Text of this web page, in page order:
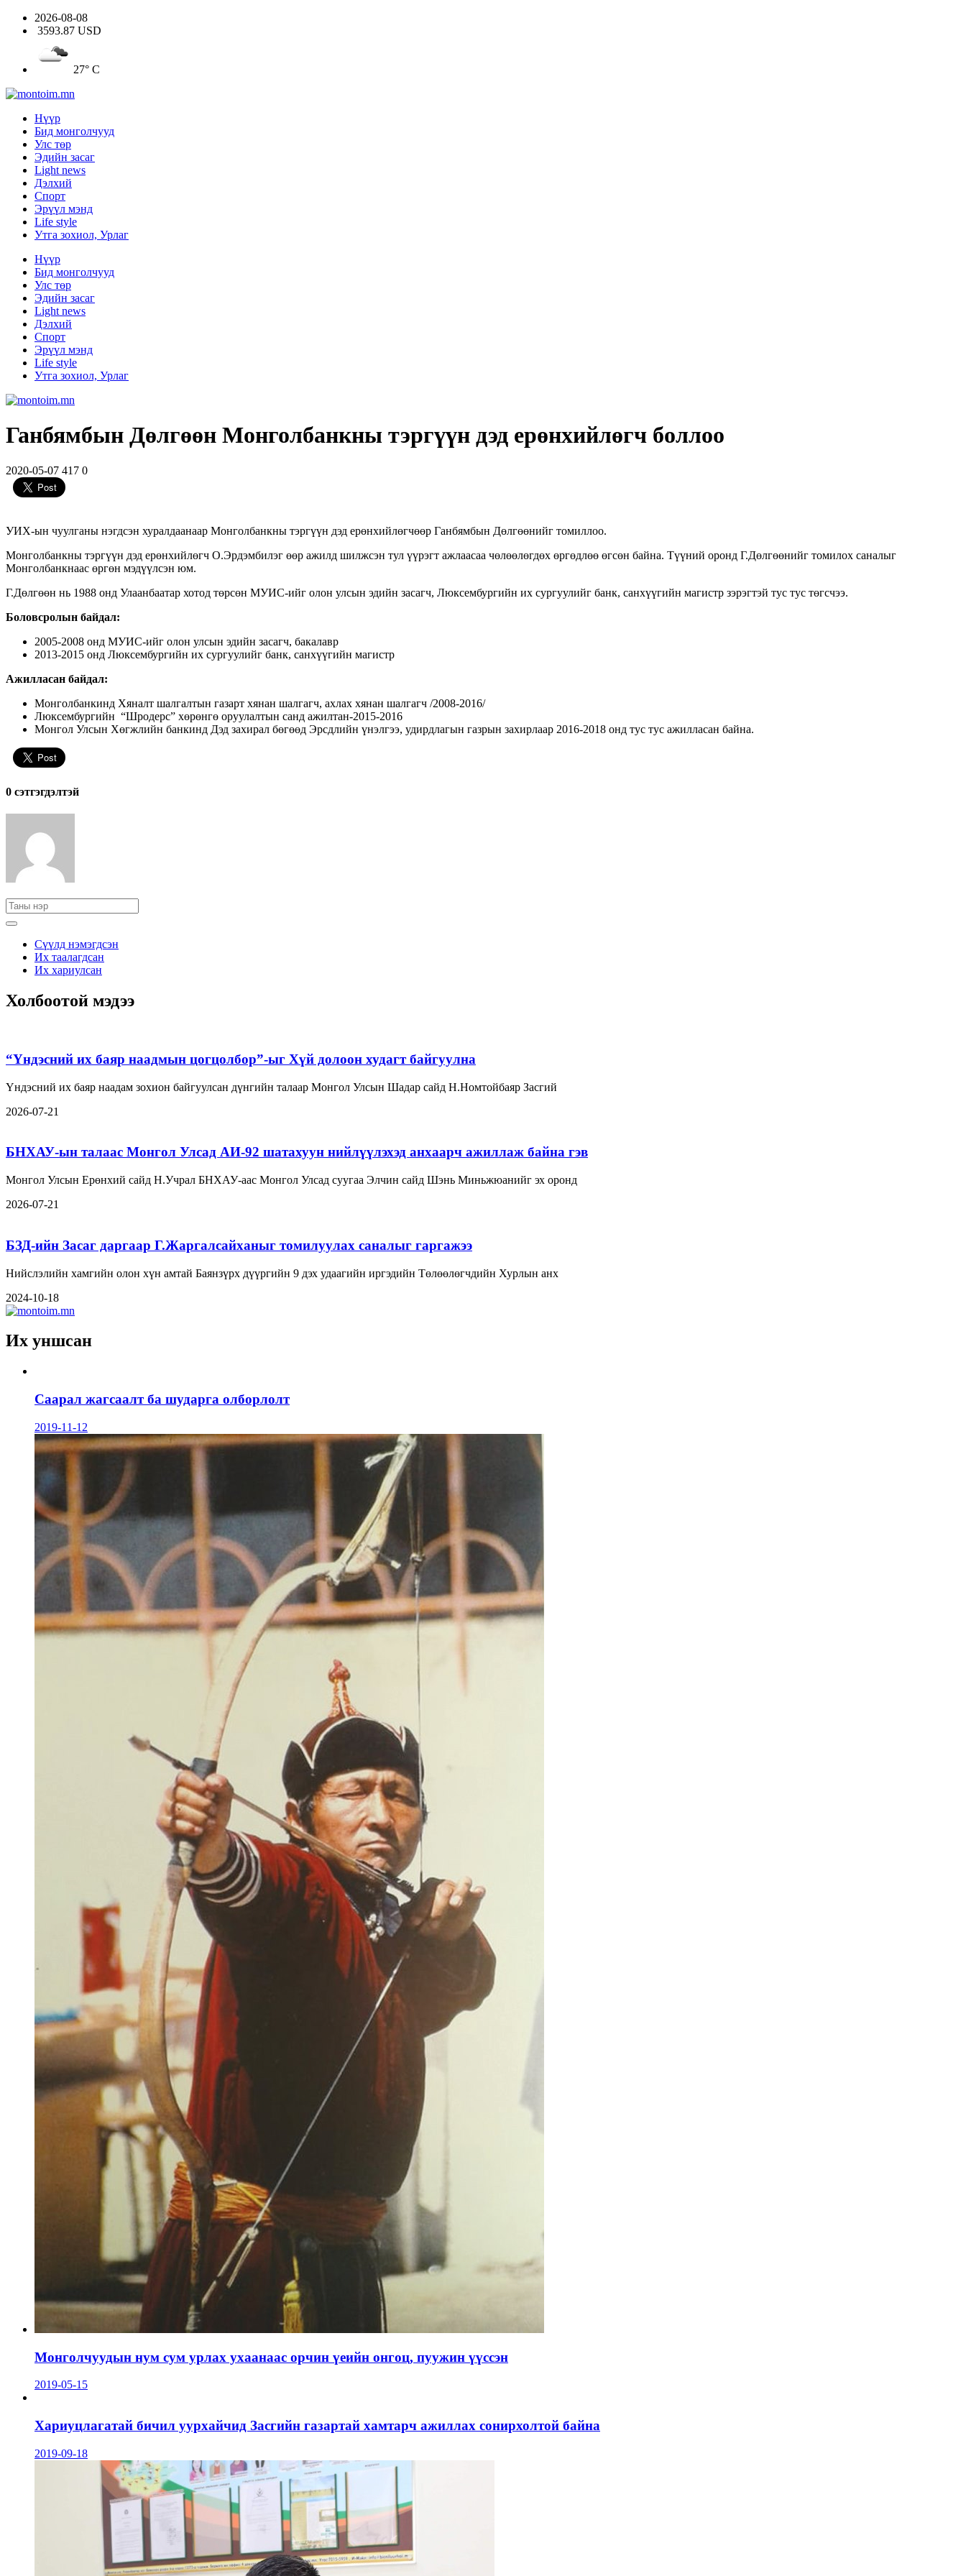
2026-08-08
3593.87 USD
27° C
Нүүр
Бид монголчууд
Улс төр
Эдийн засаг
Light news
Дэлхий
Спорт
Эрүүл мэнд
Life style
Утга зохиол, Урлаг
Нүүр
Бид монголчууд
Улс төр
Эдийн засаг
Light news
Дэлхий
Спорт
Эрүүл мэнд
Life style
Утга зохиол, Урлаг
Ганбямбын Дөлгөөн Монголбанкны тэргүүн дэд ерөнхийлөгч боллоо
2020-05-07 417 0
УИХ-ын чуулганы нэгдсэн хуралдаанаар Монголбанкны тэргүүн дэд ерөнхийлөгчөөр Ганбямбын Дөлгөөнийг томиллоо.
Монголбанкны тэргүүн дэд ерөнхийлөгч О.Эрдэмбилэг өөр ажилд шилжсэн тул үүрэгт ажлаасаа чөлөөлөгдөх өргөдлөө өгсөн байна. Түүний оронд Г.Дөлгөөнийг томилох саналыг
Монголбанкнаас өргөн мэдүүлсэн юм.
Г.Дөлгөөн нь 1988 онд Улаанбаатар хотод төрсөн МУИС-ийг олон улсын эдийн засагч, Люксембургийн их сургуулийг банк, санхүүгийн магистр зэрэгтэй тус тус төгсчээ.
Боловсролын байдал:
2005-2008 онд МУИС-ийг олон улсын эдийн засагч, бакалавр
2013-2015 онд Люксембургийн их сургуулийг банк, санхүүгийн магистр
Ажилласан байдал:
Монголбанкинд Хяналт шалгалтын газарт хянан шалгагч, ахлах хянан шалгагч /2008-2016/
Люксембургийн “Шродерс” хөрөнгө оруулалтын санд ажилтан-2015-2016
Монгол Улсын Хөгжлийн банкинд Дэд захирал бөгөөд Эрсдлийн үнэлгээ, удирдлагын газрын захирлаар 2016-2018 онд тус тус ажилласан байна.
0 cэтгэгдэлтэй
Сүүлд нэмэгдсэн
Их таалагдсан
Их хариулсан
Холбоотой мэдээ
“Үндэсний их баяр наадмын цогцолбор”-ыг Хүй долоон худагт байгуулна
Үндэсний их баяр наадам зохион байгуулсан дүнгийн талаар Монгол Улсын Шадар сайд Н.Номтойбаяр Засгий
2026-07-21
БНХАУ-ын талаас Монгол Улсад АИ-92 шатахуун нийлүүлэхэд анхаарч ажиллаж байна гэв
Монгол Улсын Ерөнхий сайд Н.Учрал БНХАУ-аас Монгол Улсад суугаа Элчин сайд Шэнь Миньжюанийг эх оронд
2026-07-21
БЗД-ийн Засаг даргаар Г.Жаргалсайханыг томилуулах саналыг гаргажээ
Нийслэлийн хамгийн олон хүн амтай Баянзүрх дүүргийн 9 дэх удаагийн иргэдийн Төлөөлөгчдийн Хурлын анх
2024-10-18
Их уншсан
Саарал жагсаалт ба шударга олборлолт
2019-11-12
Монголчуудын нум сум урлах ухаанаас орчин үеийн онгоц, пуужин үүссэн
2019-05-15
Хариуцлагатай бичил уурхайчид Засгийн газартай хамтарч ажиллах сонирхолтой байна
2019-09-18